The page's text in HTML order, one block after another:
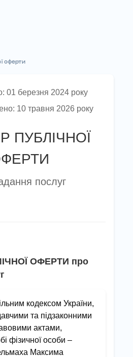
оферти
01 березня 2024 року
10 травня 2026 року
ПУБЛІЧНОЇ
послуг
ОФЕРТИ про
кодексом України,
та підзаконними
актами,
фізичної особи –
Максима